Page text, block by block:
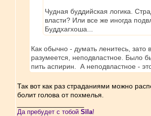
Чудная буддийская логика.
власти? Или все же иногда
Буддхагхоша...
Как обычно - думать ленитесь, зато
разумеется, неподвластное. Было
пить аспирин. А неподвластное -
Так вот как раз страданиями можно
болит голова от похмелья.
Да пребудет с тобой Sīla!